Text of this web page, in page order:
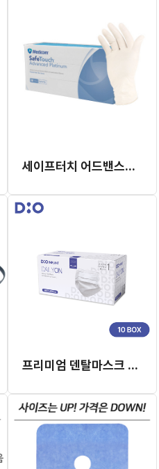
세이프터치 어드밴스드 플래티넘 나이트릴 글러브
프리미엄 덴탈마스크 데일리온 [10BOX]